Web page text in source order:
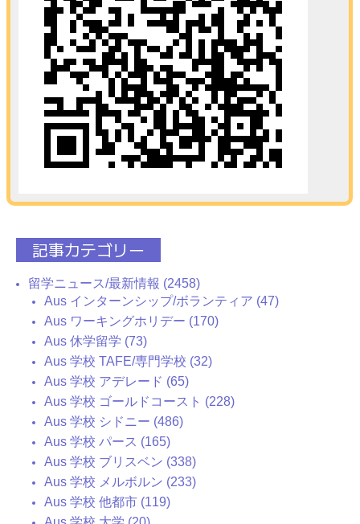
記事カテゴリー
留学ニュース/最新情報 (2458)
Aus インターンシップ/ボランティア (47)
Aus ワーキングホリデー (170)
Aus 休学留学 (73)
Aus 学校 TAFE/専門学校 (32)
Aus 学校 アデレード (65)
Aus 学校 ゴールドコースト (228)
Aus 学校 シドニー (486)
Aus 学校 パース (165)
Aus 学校 ブリスベン (338)
Aus 学校 メルボルン (233)
Aus 学校 他都市 (119)